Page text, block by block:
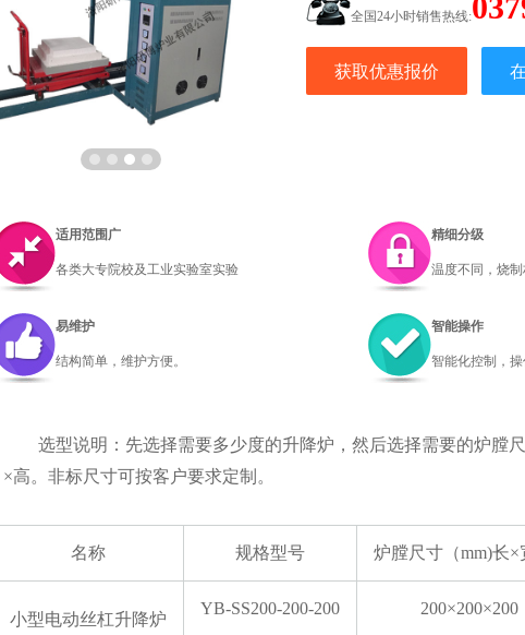
全国24小时销售热线:
获取优惠报价
适用范围广
各类大专院校及工业实验室实验
精细分级
温度不同，烧
易维护
结构简单，维护方便。
智能操作
智能化控制，
选型说明：先选择需要多少度的升降炉，然后选择需要的炉膛
×高。非标尺寸可按客户要求定制。
名称 规格型号 炉膛尺寸（mm)长×
小型电动丝杠升降炉
YB-SS200-200-200 200×200×200